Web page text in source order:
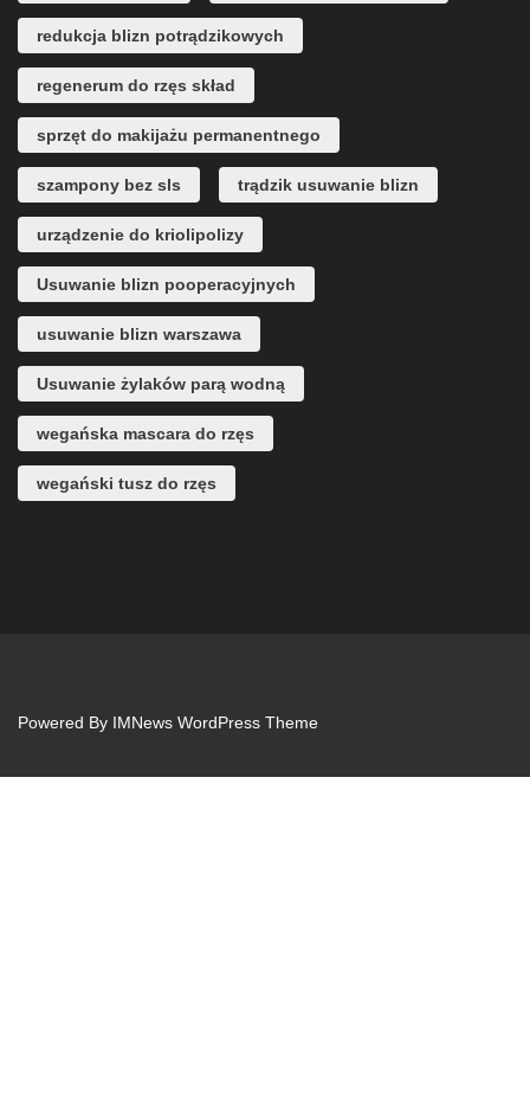
redukcja blizn potrądzikowych
regenerum do rzęs skład
sprzęt do makijażu permanentnego
szampony bez sls trądzik usuwanie blizn
urządzenie do kriolipolizy
Usuwanie blizn pooperacyjnych
usuwanie blizn warszawa
Usuwanie żylaków parą wodną
wegańska mascara do rzęs
wegański tusz do rzęs
Powered By IMNews WordPress Theme